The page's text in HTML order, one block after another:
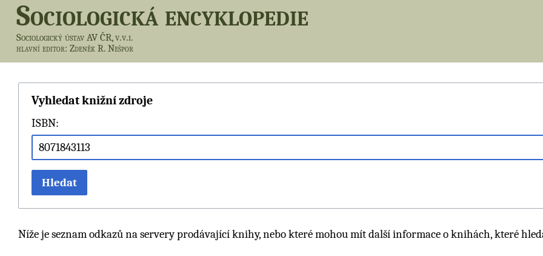
Sociologická encyklopedie
Sociologický ústav AV ČR, v.v.i.
hlavní editor: Zdeněk R. Nešpor
Vyhledat knižní zdroje
ISBN:
Hledat
Níže je seznam odkazů na servery prodávající knihy, nebo které mohou mít další informace o knihách, které